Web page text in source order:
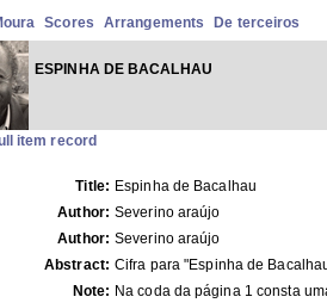
Scores Arrangements De terceiros
ESPINHA DE BACALHAU
item record
Title: Espinha de Bacalhau
Author: Severino araújo
Author: Severino araújo
Abstract: Cifra para "Espinha de
Note: Na coda da página 1 consta